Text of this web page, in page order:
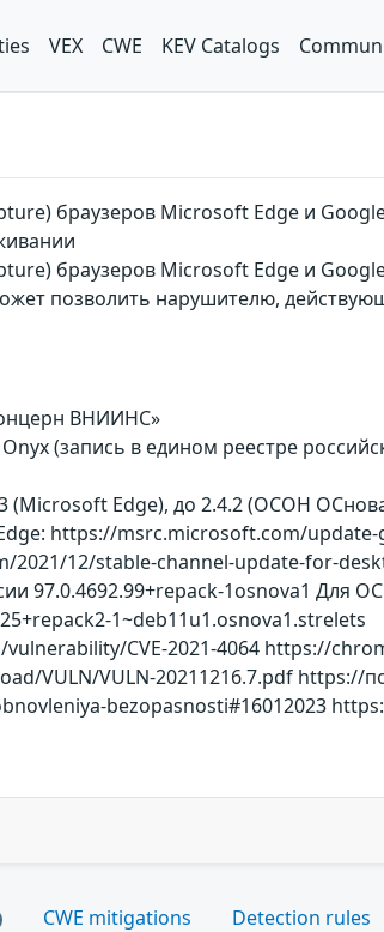
VEX CWE KEV Catalogs
браузеров Microsoft Edge и
браузеров Microsoft Edge и
позволить нарушителю,
ВНИИНС»
(запись в едином реестре
(Microsoft Edge), до 2.4.2 (ОСОН
https://msrc.microsoft.com/update-
2021/12/stable-channel-update-for-
97.0.4692.99+repack-1osnova1 Для
1~deb11u1.osnova1.strelets
CVE-2021-4064 https://
VULN/VULN-20211216.7.pdf https://
bezopasnosti#16012023
CWE mitigations Detection rules